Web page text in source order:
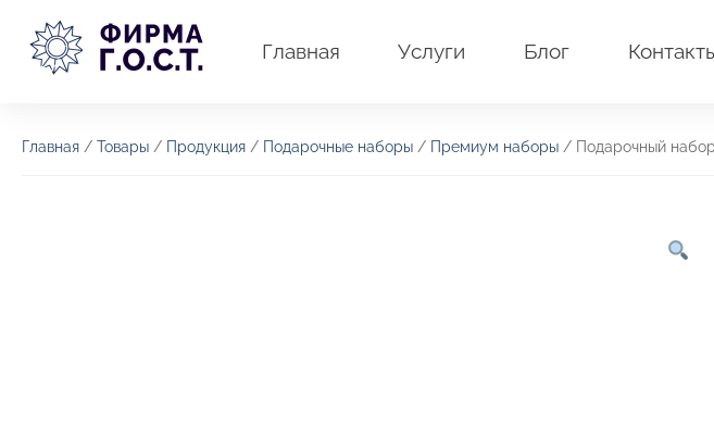
содержимому
Главная Услуги Блог
Главная / Товары / Продукция / Подарочные наборы / Премиум наборы / Подарочный